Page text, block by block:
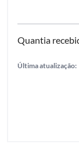
Última atualização: